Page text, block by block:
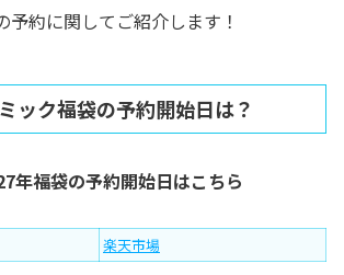
予約に関してご紹介します！
ック福袋の予約開始日は？
年福袋の予約開始日はこちら
楽天市場